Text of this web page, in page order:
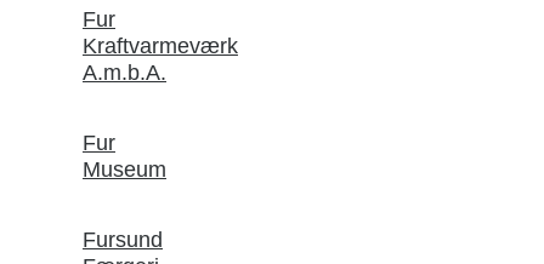
Fur
Kraftvarmeværk
A.m.b.A.
Fur
Museum
Fursund